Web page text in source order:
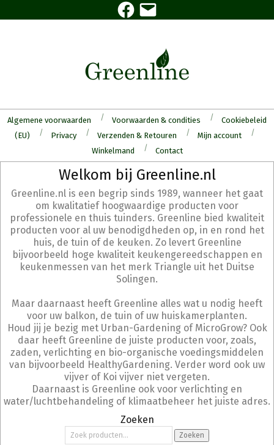
to
Facebook
E-
mail
Algemene voorwaarden Voorwaarden & condities
Cookiebeleid
(EU)
Privacy Verzenden & Retouren
Mijn account
Winkelmand
Contact
Menu
Welkom bij Greenline.nl
Greenline.nl is een begrip sinds 1989, wanneer het gaat
om kwalitatief hoogwaardige producten voor
professionele en thuis tuinders. Greenline bied kwaliteit
producten voor al uw benodigdheden op, in en rond het
huis, de tuin of de keuken. Zo levert Greenline
bijvoorbeeld hoge kwaliteit keukengereedschappen en
keukenmessen van het merk Triangle uit het Duitse
Solingen.
Maar daarnaast heeft Greenline alles wat u nodig heeft
voor uw balkon, de tuin of uw huiskamerplanten.
Houd jij je bezig met Urban-Gardening of MicroGrow? Ook
daar heeft Greenline de juiste producten voor, zoals,
zaden, verlichting en bio-organische voedingsmiddelen
van bijvoorbeeld HealthyGardening. Verder word ook uw
vijver of Koi vijver niet vergeten.
Daarnaast is Greenline ook voor verlichting en
water/luchtbehandeling of klimaatbeheer het juiste adres.
Zoeken
Zoeken
naar:
Zoeken